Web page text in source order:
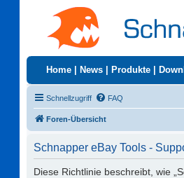
Home News Produkte
Schnellzugriff FAQ
Foren-Übersicht
Schnapper eBay Tools -
Diese Richtlinie beschreibt, wie